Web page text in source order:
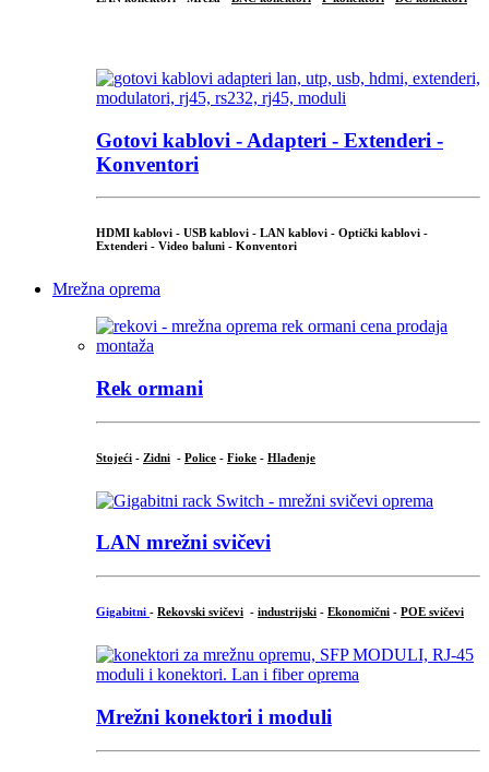
Gotovi kablovi - Adapteri - Extenderi -
Konventori
HDMI kablovi - USB kablovi - LAN kablovi - Optički kablovi -
Extenderi - Video baluni - Konventori
Mrežna oprema
Rek ormani
Stojeći - Zidni - Police - Fioke - Hlađenje
LAN mrežni svičevi
Gigabitni - Rekovski svičevi - industrijski - Ekonomični - POE svičevi
Mrežni konektori i moduli